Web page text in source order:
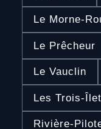
Le Morne-
Le Prêcheur
Le Vauclin
Les Trois-
Rivière-